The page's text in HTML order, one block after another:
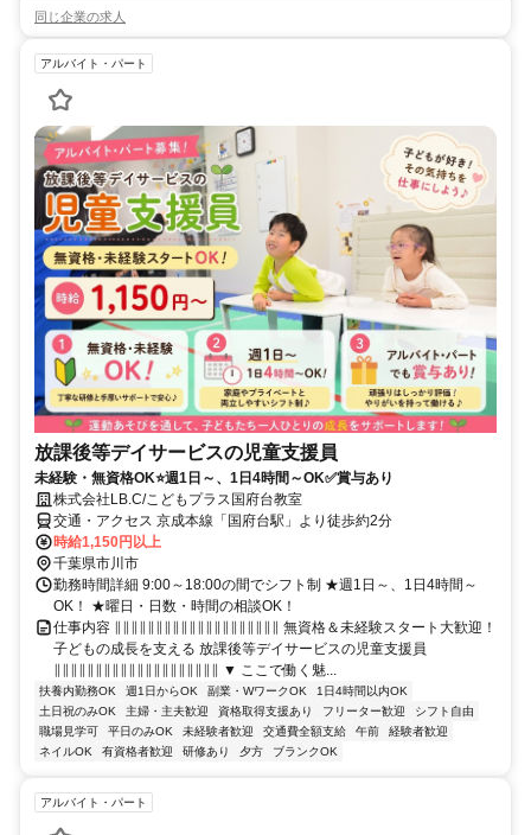
同じ企業の求人
アルバイト・パート
放課後等デイサービスの児童支援員
未経験・無資格OK⭐週1日～、1日4時間～OK✅賞与あり
株式会社LB.C/こどもプラス国府台教室
交通・アクセス 京成本線「国府台駅」より徒歩約2分
時給1,150円以上
千葉県市川市
勤務時間詳細 9:00～18:00の間でシフト制 ★週1日～、1日4時間～
OK！ ★曜日・日数・時間の相談OK！
仕事内容 ∥∥∥∥∥∥∥∥∥∥∥∥∥∥∥∥∥∥∥∥ 無資格＆未経験スタート大歓迎！
子どもの成長を支える 放課後等デイサービスの児童支援員
∥∥∥∥∥∥∥∥∥∥∥∥∥∥∥∥∥∥∥∥ ▼ ここで働く魅...
扶養内勤務OK 週1日からOK 副業・WワークOK
1日4時間以内OK
土日祝のみOK
主婦・主夫歓迎 資格取得支援あり フリーター歓迎
シフト自由
職場見学可
平日のみOK 未経験者歓迎 交通費全額支給 午前
経験者歓迎
ネイルOK
有資格者歓迎 研修あり 夕方 ブランクOK
アルバイト・パート